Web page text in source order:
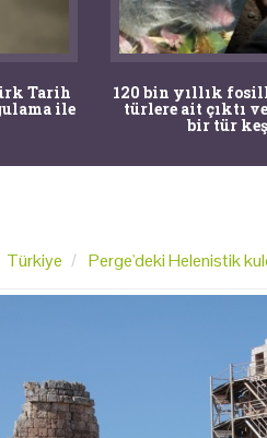
Tarih
ile
120 bin yıllık
türlere ait çıktı
bir tür
Türkiye Perge'deki Helenistik